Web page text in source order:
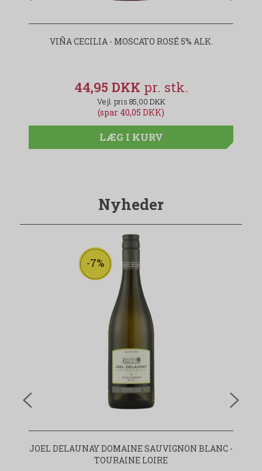
VIÑA CECILIA - MOSCATO ROSÉ 5% ALK.
44,95 DKK
85,00 DKK
(spar 40,05 DKK)
LÆG I KURV
Nyheder
-7%
JOEL DELAUNAY DOMAINE SAUVIGNON BLANC -
TOURAINE LOIRE